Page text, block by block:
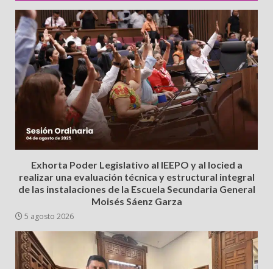
Exhorta Poder Legislativo al IEEPO y al Iocied a
realizar una evaluación técnica y estructural integral
de las instalaciones de la Escuela Secundaria General
Moisés Sáenz Garza
5 agosto 2026